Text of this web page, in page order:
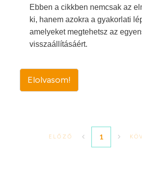
Ebben a cikkben nemcsak az
ki, hanem azokra a gyakorlati
amelyeket megtehetsz az
visszaállításáért.
Elolvasom!
ELŐZŐ 1